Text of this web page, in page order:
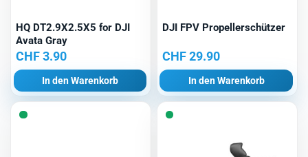
HQ DT2.9X2.5X5 for DJI
Avata Gray
CHF3.90
In den Warenkorb
DJI FPV Propellerschützer
CHF29.90
In den Warenkorb